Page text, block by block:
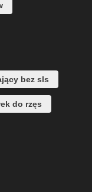
bez sls
do rzęs